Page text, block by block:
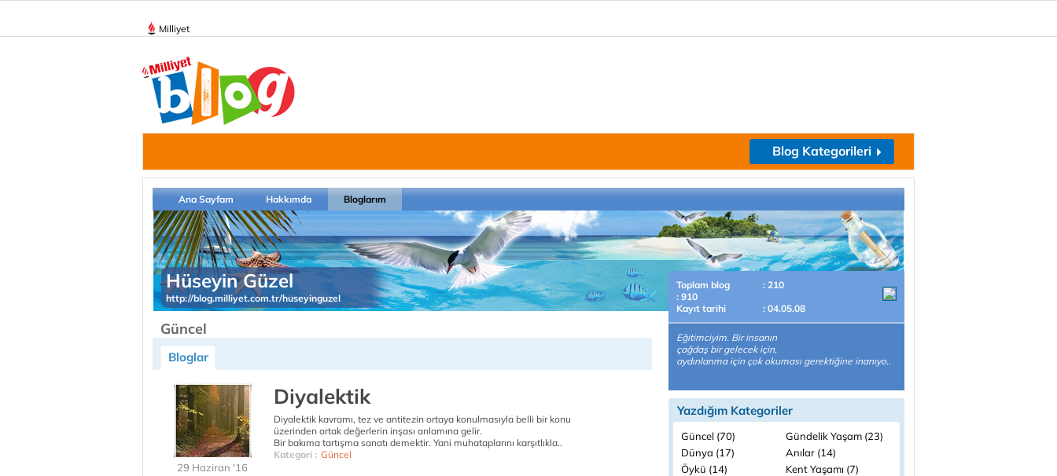
Milliyet
Blog Kategorileri
Ana Sayfam Hakkımda Bloglarım
Hüseyin Güzel
http://blog.milliyet.com.tr/huseyinguzel
Güncel
Bloglar
29 Haziran '16
Diyalektik
Diyalektik kavramı, tez ve antitezin ortaya konulmasıyla belli bir konu
üzerinden ortak değerlerin inşası anlamına gelir.
Bir bakıma tartışma sanatı demektir. Yani muhataplarını karşıtlıkla..
Kategori : Güncel
Toplam blog
: 210
: 910
Kayıt tarihi
: 04.05.08
Eğitimciyim. Bir insanın
çağdaş bir gelecek için,
aydınlanma için çok okuması gerektiğine inanıyo..
Yazdığım Kategoriler
Güncel (70)
Gündelik Yaşam (23)
Dünya (17)
Anılar (14)
Öykü (14)
Kent Yaşamı (7)